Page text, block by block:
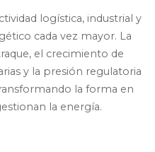
logística, industrial y
cada vez mayor. La
el crecimiento de
y la presión regulatoria
la forma en
la energía.